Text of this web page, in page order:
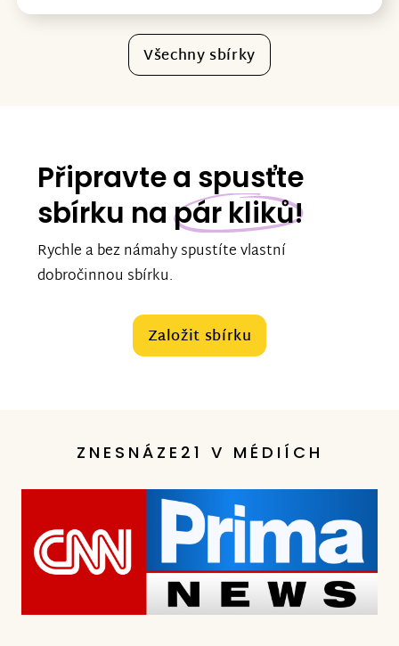
Všechny sbírky
Připravte a spusťte
sbírku na pár kliků!
Rychle a bez námahy spustíte vlastní
dobročinnou sbírku.
Založit sbírku
ZNESNÁZE21 V MÉDIÍCH